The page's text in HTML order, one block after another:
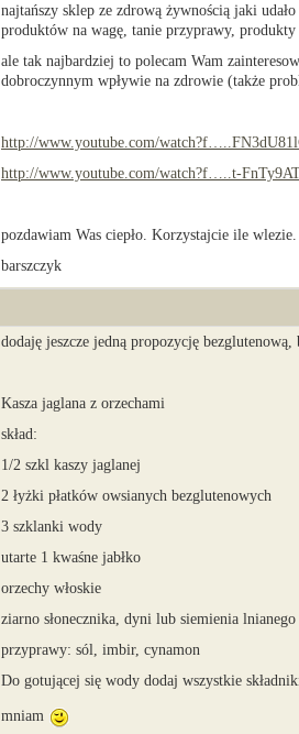
najtańszy sklep ze zdrową żywnością jaki
produktów na wagę, tanie przyprawy,
ale tak najbardziej to polecam Wam
dobroczynnym wpływie na zdrowie (także
http://www.youtube.com/
http://www.youtube.com/watch?f…..t-
pozdawiam Was ciepło. Korzystajcie ile wlezie.
barszczyk
dodaję jeszcze jedną propozycję bezglutenową,
Kasza jaglana z orzechami
skład:
1/2 szkl kaszy jaglanej
2 łyżki płatków owsianych bezglutenowych
3 szklanki wody
utarte 1 kwaśne jabłko
orzechy włoskie
ziarno słonecznika, dyni lub siemienia lnianego
przyprawy: sól, imbir, cynamon
Do gotującej się wody dodaj wszystkie
mniam